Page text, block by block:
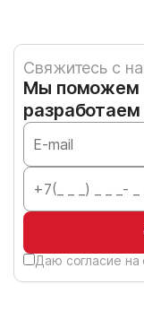
Свяжитесь с
Мы поможем
Даю согласие на